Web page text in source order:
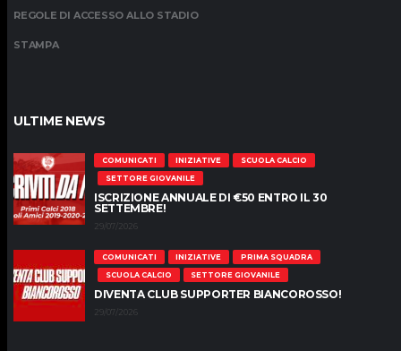
REGOLE DI ACCESSO ALLO STADIO
STAMPA
ULTIME NEWS
COMUNICATI INIZIATIVE
SCUOLA CALCIO
SETTORE GIOVANILE
ISCRIZIONE ANNUALE DI €50 ENTRO IL 30
SETTEMBRE!
29/07/2026
COMUNICATI INIZIATIVE
PRIMA SQUADRA
SCUOLA CALCIO
SETTORE GIOVANILE
DIVENTA CLUB SUPPORTER BIANCOROSSO!
29/07/2026